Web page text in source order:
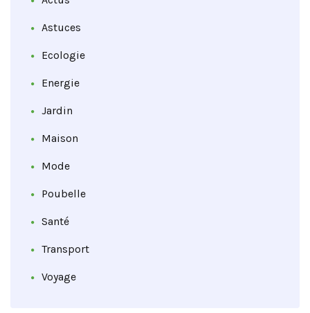
Astuces
Ecologie
Energie
Jardin
Maison
Mode
Poubelle
Santé
Transport
Voyage